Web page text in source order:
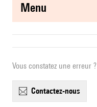
menu
Vous constatez une erreur ?
contactez-nous